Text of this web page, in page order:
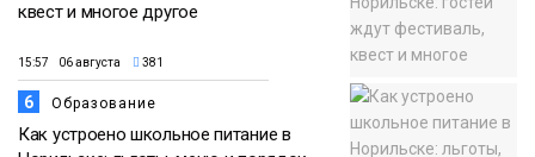
квест и многое другое
15:57 06 августа 381
6 Образование
Как устроено школьное питание в